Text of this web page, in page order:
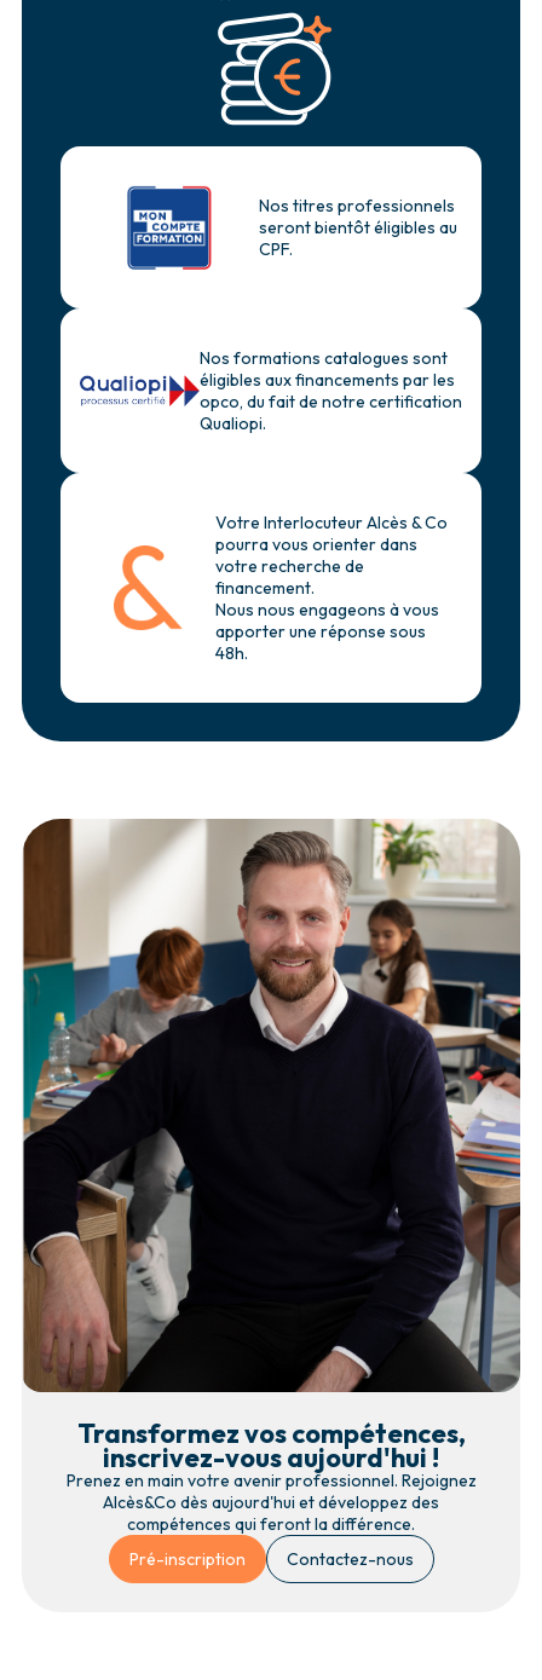
Nos titres professionnels
seront bientôt éligibles au
CPF.
Nos formations catalogues sont
éligibles aux financements par les
opco, du fait de notre certification
Qualiopi.
Votre Interlocuteur Alcès & Co
pourra vous orienter dans
votre recherche de
financement.
Nous nous engageons à vous
apporter une réponse sous
48h.
Transformez vos compétences,
inscrivez-vous aujourd'hui !
Prenez en main votre avenir professionnel. Rejoignez
Alcès&Co dès aujourd'hui et développez des
compétences qui feront la différence.
Pré-inscription
Contactez-nous